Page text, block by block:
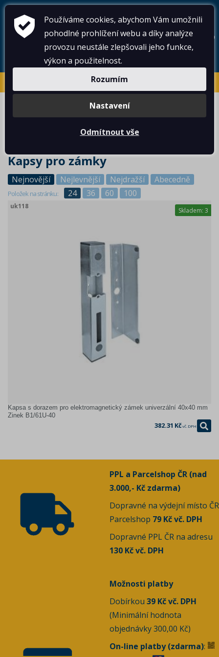
+420 323 605 376
zámky, vložky, klíče a řetězy
kapsy pro zámky
Kapsy pro zámky
Nejnovější Nejlevnější Nejdražší Abecedně
Položek na stránku: 24 36 60 100
Kapsa s dorazem pro elektromagnetický zámek univerzální 40x40 mm
Zinek B1/61U-40
uk118
Skladem: 3
382.31 Kčvč. DPH
PPL a Parcelshop ČR (nad
3.000,- Kč zdarma)
Dopravné na výdejní místo ČR
Parcelshop 79 Kč vč. DPH
Dopravné PPL ČR na adresu
130 Kč vč. DPH
Možnosti platby
Dobírkou 39 Kč vč. DPH
(Minimální hodnota
objednávky 300,00 Kč)
On-line platby (zdarma):
Používáme cookies, abychom Vám umožnili
pohodlné prohlížení webu a díky analýze
provozu neustále zlepšovali jeho funkce,
výkon a použitelnost.
Rozumím
Nastavení
Odmítnout vše